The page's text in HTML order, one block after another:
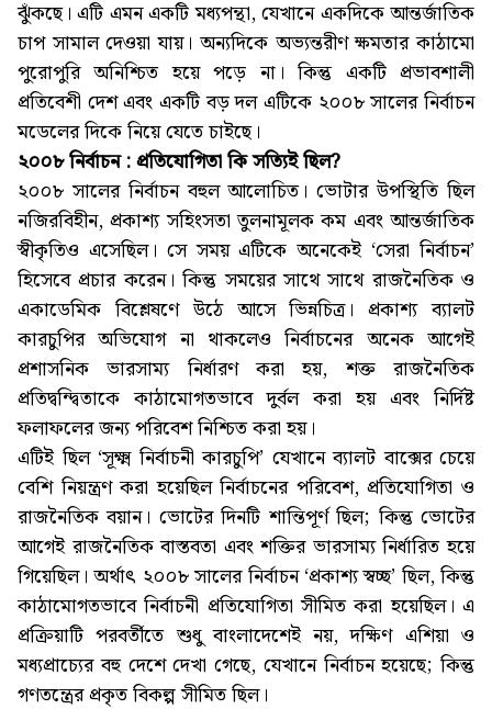
ঝুঁকছে। এটি এমন একটি মধ্যপন্থা, যেখানে একদিকে আন্তর্জাতিক
চাপ সামাল দেওয়া যায়। অন্যদিকে অভ্যন্তরীণ ক্ষমতার কাঠামো
পুরোপুরি অনিশ্চিত হয়ে পড়ে না। কিন্তু একটি প্রভাবশালী
প্রতিবেশী দেশ এবং একটি বড় দল এটিকে ২০০৮ সালের নির্বাচন
মডেলের দিকে নিয়ে যেতে চাইছে।
২০০৮ নির্বাচন : প্রতিযোগিতা কি সত্যিই ছিল?
২০০৮ সালের নির্বাচন বহুল আলোচিত। ভোটার উপস্থিতি ছিল
নজিরবিহীন, প্রকাশ্য সহিংসতা তুলনামূলক কম এবং আন্তর্জাতিক
স্বীকৃতিও এসেছিল। সে সময় এটিকে অনেকেই ‘সেরা নির্বাচন’
হিসেবে প্রচার করেন। কিন্তু সময়ের সাথে সাথে রাজনৈতিক ও
একাডেমিক বিশ্লেষণে উঠে আসে ভিন্নচিত্র। প্রকাশ্য ব্যালট
কারচুপির অভিযোগ না থাকলেও নির্বাচনের অনেক আগেই
প্রশাসনিক ভারসাম্য নির্ধারণ করা হয়, শক্ত রাজনৈতিক
প্রতিদ্বন্দ্বিতাকে কাঠামোগতভাবে দুর্বল করা হয় এবং নির্দিষ্ট
ফলাফলের জন্য পরিবেশ নিশ্চিত করা হয়।
এটিই ছিল ‘সূক্ষ্ম নির্বাচনী কারচুপি’ যেখানে ব্যালট বাক্সের চেয়ে
বেশি নিয়ন্ত্রণ করা হয়েছিল নির্বাচনের পরিবেশ, প্রতিযোগিতা ও
রাজনৈতিক বয়ান। ভোটের দিনটি শান্তিপূর্ণ ছিল; কিন্তু ভোটের
আগেই রাজনৈতিক বাস্তবতা এবং শক্তির ভারসাম্য নির্ধারিত হয়ে
গিয়েছিল। অর্থাৎ ২০০৮ সালের নির্বাচন ‘প্রকাশ্য স্বচ্ছ’ ছিল, কিন্তু
কাঠামোগতভাবে নির্বাচনী প্রতিযোগিতা সীমিত করা হয়েছিল। এ
প্রক্রিয়াটি পরবর্তীতে শুধু বাংলাদেশেই নয়, দক্ষিণ এশিয়া ও
মধ্যপ্রাচ্যের বহু দেশে দেখা গেছে, যেখানে নির্বাচন হয়েছে; কিন্তু
গণতন্ত্রের প্রকৃত বিকল্প সীমিত ছিল।